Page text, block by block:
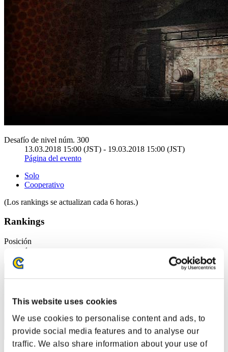
This website uses cookies
We use cookies to personalise content and ads, to
provide social media features and to analyse our
traffic. We also share information about your use of
Desafío de nivel núm. 300
13.03.2018 15:00 (JST) - 19.03.2018 15:00 (JST)
Página del evento
Solo
Cooperativo
(Los rankings se actualizan cada 6 horas.)
Rankings
Posición
1